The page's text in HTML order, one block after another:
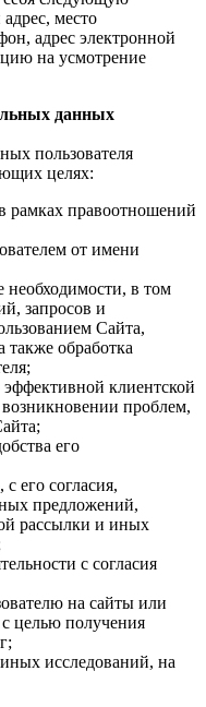
место
адрес электронной
на усмотрение
данных
пользователя
целях:
рамках правоотношений
от имени
необходимости, в том
запросов и
Сайта,
также обработка
клиентской
проблем,
его
его согласия,
предложений,
рассылки и иных
с согласия
на сайты или
целью получения
исследований, на